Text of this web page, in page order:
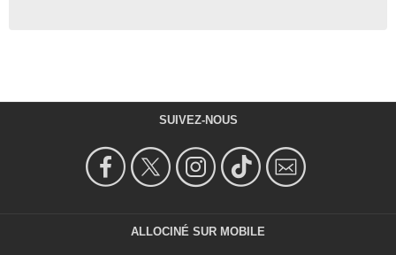
SUIVEZ-NOUS
ALLOCINÉ SUR MOBILE